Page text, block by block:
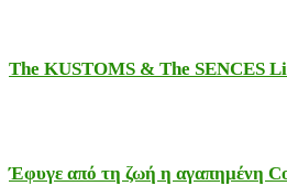
The KUSTOMS & The SENCES
Έφυγε από τη ζωή η αγαπημένη